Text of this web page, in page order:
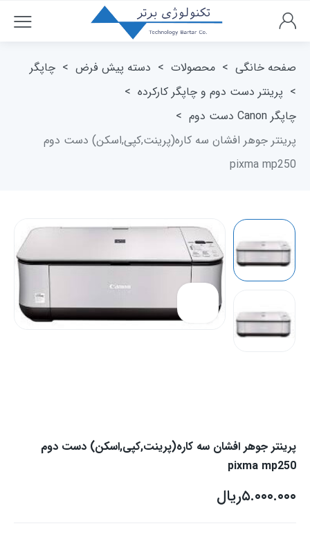
صفحه خانگی > محصولات > دسته پیش فرض > چاپگر
> پرینتر دست دوم و چاپگر کارکرده >
چاپگر Canon دست دوم
>
پرینتر جوهر افشان سه کاره(پرینت,کپی,اسکن) دست دوم
pixma mp250
پرینتر جوهر افشان سه کاره(پرینت,کپی,اسکن) دست دوم
pixma mp250
ریال۵.۰۰۰.۰۰۰